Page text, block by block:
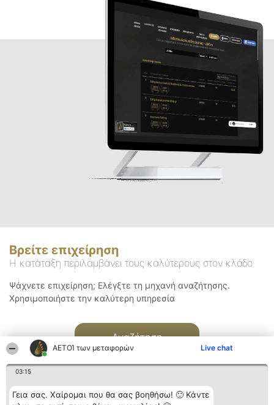
ΑΕΤΟΊ των μεταφορών Live chat
03:15
Γεια σας. Χαίρομαι που θα σας βοηθήσω! 🙂 Κάντε
Βρείτε επιχείρηση
Η κατάταξη περιλαμβάνει τους καλύτερους στον κλάδο
Ψάχνετε επιχείρηση; Ελέγξτε τη μηχανή αναζήτησης.
Χρησιμοποιήστε την καλύτερη υπηρεσία
Αναζήτηση